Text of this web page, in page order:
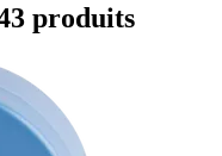
produits